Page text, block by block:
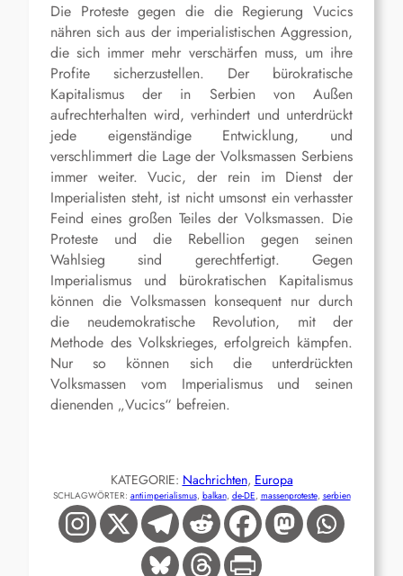
Die Proteste gegen die die Regierung Vucics
nähren sich aus der imperialistischen Aggression,
die sich immer mehr verschärfen muss, um ihre
Profite sicherzustellen. Der bürokratische
Kapitalismus der in Serbien von Außen
aufrechterhalten wird, verhindert und unterdrückt
jede eigenständige Entwicklung, und
verschlimmert die Lage der Volksmassen Serbiens
immer weiter. Vucic, der rein im Dienst der
Imperialisten steht, ist nicht umsonst ein verhasster
Feind eines großen Teiles der Volksmassen. Die
Proteste und die Rebellion gegen seinen
Wahlsieg sind gerechtfertigt. Gegen
Imperialismus und bürokratischen Kapitalismus
können die Volksmassen konsequent nur durch
die neudemokratische Revolution, mit der
Methode des Volkskrieges, erfolgreich kämpfen.
Nur so können sich die unterdrückten
Volksmassen vom Imperialismus und seinen
dienenden „Vucics“ befreien.
KATEGORIE: Nachrichten, Europa
SCHLAGWÖRTER: antiimperialismus, balkan, de-DE, massenproteste, serbien